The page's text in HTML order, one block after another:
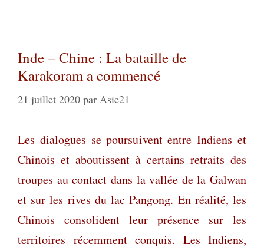
Inde – Chine : La bataille de
Karakoram a commencé
21 juillet 2020 par Asie21
Les dialogues se poursuivent entre Indiens et
Chinois et aboutissent à certains retraits des
troupes au contact dans la vallée de la Galwan
et sur les rives du lac Pangong. En réalité, les
Chinois consolident leur présence sur les
territoires récemment conquis. Les Indiens,